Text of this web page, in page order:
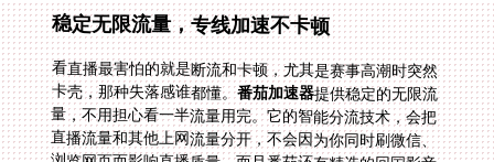
稳定无限流量，专线加速不卡顿
看直播最害怕的就是断流和卡顿，尤其是赛事高潮时突然
卡壳，那种失落感谁都懂。番茄加速器提供稳定的无限流
量，不用担心看一半流量用完。它的智能分流技术，会把
直播流量和其他上网流量分开，不会因为你同时刷微信、
浏览网页而影响直播质量。而且番茄还有精选的回国影音
加速专线，独享100M带宽，即使是4K高清直播也能流畅